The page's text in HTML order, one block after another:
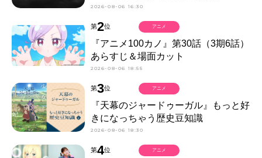
2026-08-06 16:30
第2位
『アニメ100カノ』第30話（3期6話）
あらすじ＆場面カット
2026-08-06 18:55
アニメ
第3位
『天幕のジャードゥーガル』もっと好
きになっちゃう歴史豆知識
2026-08-06 18:30
アニメ
第4位 アニメ